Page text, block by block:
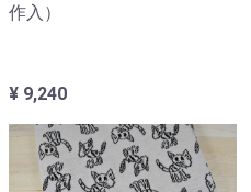
作入）
¥ 9,240